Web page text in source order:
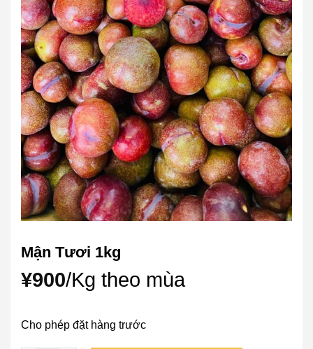
Mận Tươi 1kg
¥900/Kg theo mùa
Cho phép đặt hàng trước